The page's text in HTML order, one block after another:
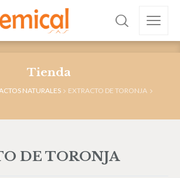
Tienda
NATURALES EXTRACTO DE TORONJA
DE TORONJA